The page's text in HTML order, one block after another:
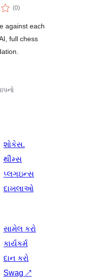
(0કુલ
રેટિંગ્સ
)
against each
full chess
શોકેસ.
થીમ્સ
પ્લગઇન્સ
દાખલાઓ
સામેલ કરો
કાર્યકર્મ
દાન કરો
Swag ↗